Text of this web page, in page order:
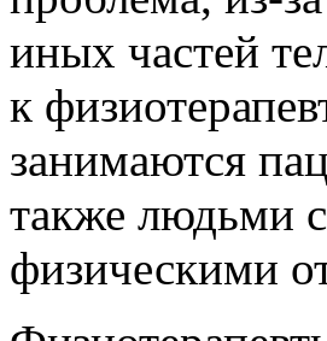
иных частей
к
занимаются
также людьми
физическими